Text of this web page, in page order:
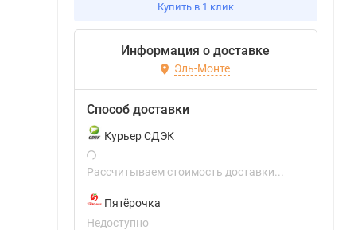
Купить в 1 клик
Информация о доставке
Эль-Монте
Способ доставки
Курьер СДЭК
Рассчитываем стоимость доставки...
Пятёрочка
Недоступно